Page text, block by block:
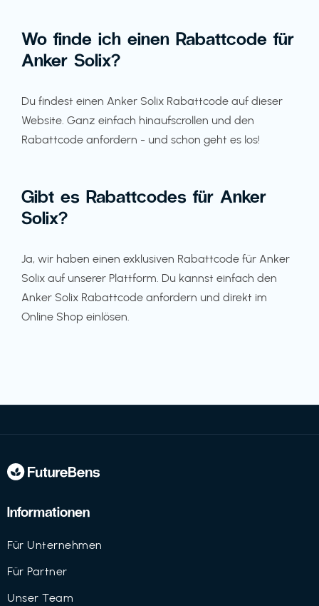
Wo finde ich einen Rabattcode für
Anker Solix?
Du findest einen Anker Solix Rabattcode auf dieser
Website. Ganz einfach hinaufscrollen und den
Rabattcode anfordern - und schon geht es los!
Gibt es Rabattcodes für Anker
Solix?
Ja, wir haben einen exklusiven Rabattcode für Anker
Solix auf unserer Plattform. Du kannst einfach den
Anker Solix Rabattcode anfordern und direkt im
Online Shop einlösen.
Informationen
Für Unternehmen
Für Partner
Unser Team